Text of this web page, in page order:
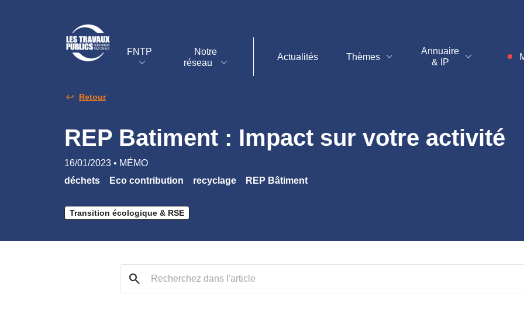
FNTP
Notre
réseau
Actualités Thèmes
Annuaire
& IP
Retour
REP Batiment : Impact sur votre activité
16/01/2023 • MÉMO
déchets
Eco contribution recyclage REP Bâtiment
Transition écologique & RSE
search